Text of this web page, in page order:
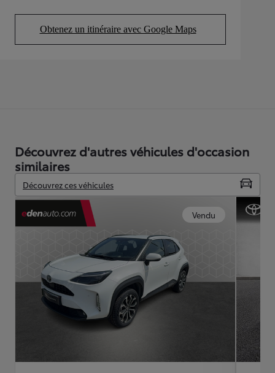
Obtenez un itinéraire avec Google Maps
(Opens in new tab)
Découvrez d'autres véhicules d'occasion
similaires
Découvrez ces véhicules
Vendu